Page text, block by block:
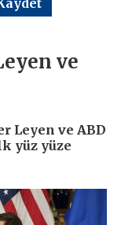
ve
Leyen ve ABD
yüz yüze